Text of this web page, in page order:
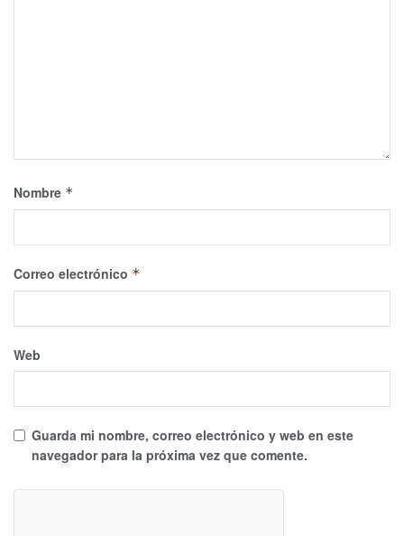
Nombre *
Correo electrónico *
Web
Guarda mi nombre, correo electrónico y web en este
navegador para la próxima vez que comente.